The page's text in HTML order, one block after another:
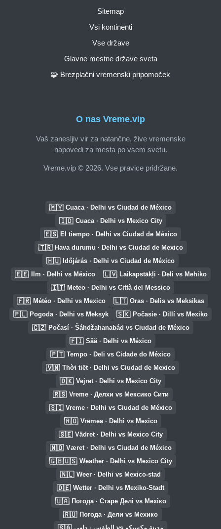
O nas Vreme.vip
Vaš zanesljiv vir za natančne, žive vremenske
napovedi za mesta po vsem svetu.
Vreme.vip © 2026. Vse pravice pridržane.
Sitemap
Vsi kontinenti
Vse države
Glavne mestne države sveta
🧩 Brezplačni vremenski pripomoček
🇲🇾 Cuaca · Delhi vs Ciudad de México
🇮🇩 Cuaca · Delhi vs Mexico City
🇪🇸 El tiempo · Delhi vs Ciudad de México
🇹🇷 Hava durumu · Delhi vs Ciudad de Mexico
🇭🇺 Időjárás · Delhi vs Ciudad de México
🇪🇪 Ilm · Delhi vs México 🇱🇻 Laikapstākļi · Deli vs Mehiko
🇮🇹 Meteo · Delhi vs Città del Messico
🇫🇷 Météo · Delhi vs Mexico 🇱🇹 Oras · Delis vs Meksikas
🇵🇱 Pogoda · Delhi vs Meksyk 🇸🇰 Počasie · Dillí vs Mexiko
🇨🇿 Počasí · Šáhdžahanabád vs Ciudad de México
🇫🇮 Sää · Delhi vs México
🇵🇹 Tempo · Deli vs Cidade do México
🇻🇳 Thời tiết · Delhi vs Ciudad de Mexico
🇩🇰 Vejret · Delhi vs Mexico City
🇷🇸 Vreme · Делхи vs Мексико Сити
🇸🇮 Vreme · Delhi vs Ciudad de México
🇷🇴 Vremea · Delhi vs Mexico
🇸🇪 Vädret · Delhi vs Mexico City
🇳🇴 Været · Delhi vs Ciudad de México
🇬🇧🇺🇸 Weather · Delhi vs Mexico City
🇳🇱 Weer · Delhi vs Mexico-stad
🇩🇪 Wetter · Delhi vs Mexiko-Stadt
🇺🇦 Погода · Старе Делі vs Мехіко
🇷🇺 Погода · Дели vs Мехико